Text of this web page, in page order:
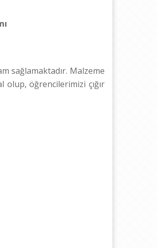
sağlamaktadır. Malzeme
öğrencilerimizi çığır